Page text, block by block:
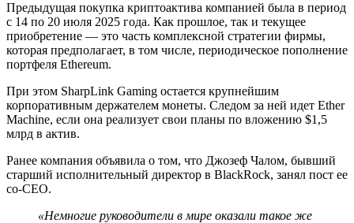
Предыдущая покупка криптоактива компанией была в период
с 14 по 20 июля 2025 года. Как прошлое, так и текущее
приобретение — это часть комплексной стратегии фирмы,
которая предполагает, в том числе, периодическое пополнение
портфеля Ethereum.
При этом SharpLink Gaming остается крупнейшим
корпоративным держателем монеты. Следом за ней идет Ether
Machine, если она реализует свои планы по вложению $1,5
млрд в актив.
Ранее компания объявила о том, что Джозеф Чалом, бывший
старший исполнительный директор в BlackRock, занял пост ее
со-CEO.
«Немногие руководители в мире оказали такое же